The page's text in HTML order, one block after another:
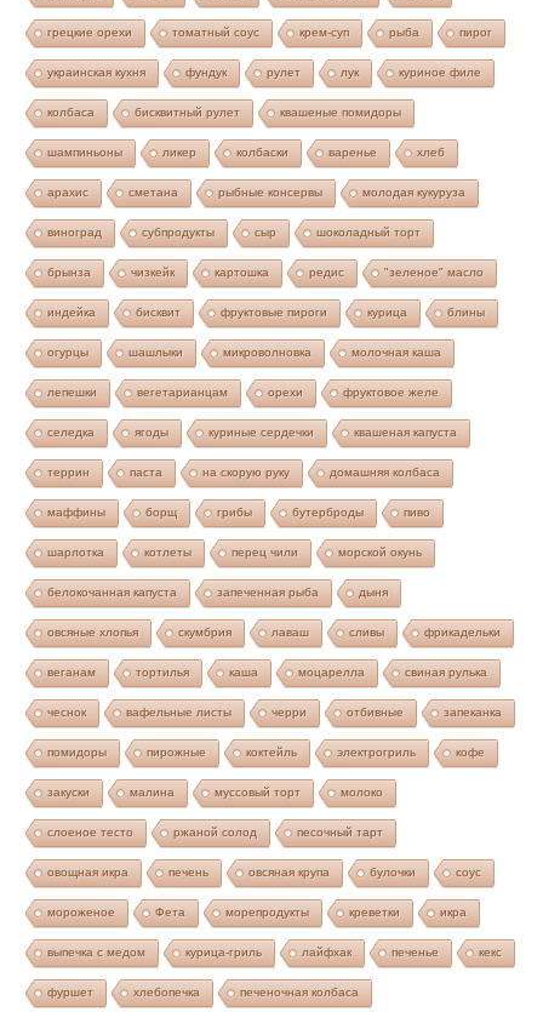
грецкие орехи томатный соус крем-суп рыба пирог
украинская кухня фундук рулет лук куриное филе
колбаса бисквитный рулет квашеные помидоры
шампиньоны ликер колбаски варенье хлеб
арахис сметана рыбные консервы молодая кукуруза
виноград субпродукты сыр шоколадный торт
брынза чизкейк картошка редис "зеленое" масло
индейка бисквит фруктовые пироги курица блины
огурцы шашлыки микроволновка молочная каша
лепешки вегетарианцам орехи фруктовое желе
селедка ягоды куриные сердечки квашеная капуста
террин паста на скорую руку домашняя колбаса
маффины борщ грибы бутерброды пиво
шарлотка котлеты перец чили морской окунь
белокочанная капуста запеченная рыба дыня
овсяные хлопья скумбрия лаваш сливы фрикадельки
веганам тортилья каша моцарелла свиная рулька
чеснок вафельные листы черри отбивные запеканка
помидоры пирожные коктейль электрогриль кофе
закуски малина муссовый торт молоко
слоеное тесто ржаной солод песочный тарт
овощная икра печень овсяная крупа булочки соус
мороженое Фета морепродукты креветки икра
выпечка с медом курица-гриль лайфхак печенье кекс
фуршет хлебопечка печеночная колбаса